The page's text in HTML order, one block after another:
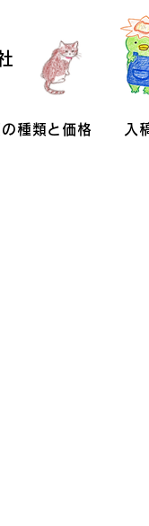
種類と価格 入